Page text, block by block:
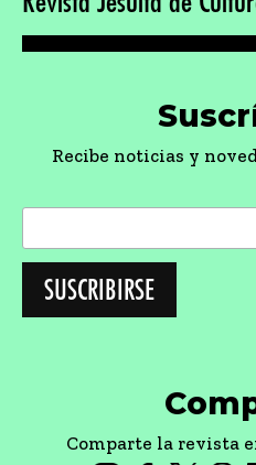
Recibe noticias y
Comparte la revista